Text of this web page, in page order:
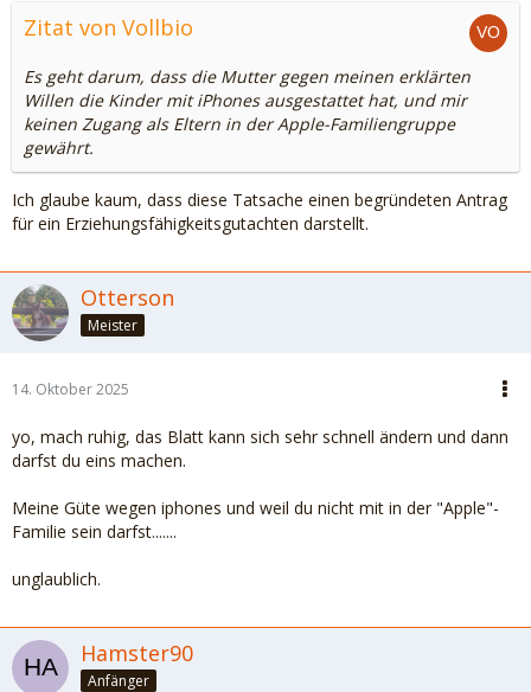
Zitat von Vollbio
Es geht darum, dass die Mutter gegen meinen erklärten
Willen die Kinder mit iPhones ausgestattet hat, und mir
keinen Zugang als Eltern in der Apple-Familiengruppe
gewährt.
Ich glaube kaum, dass diese Tatsache einen begründeten Antrag
für ein Erziehungsfähigkeitsgutachten darstellt.
Otterson
Meister
14. Oktober 2025
yo, mach ruhig, das Blatt kann sich sehr schnell ändern und dann
darfst du eins machen.
Meine Güte wegen iphones und weil du nicht mit in der "Apple"-
Familie sein darfst.......
unglaublich.
Hamster90
Anfänger